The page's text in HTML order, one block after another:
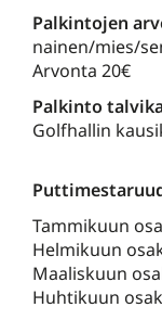
Palkintojen
nainen/mies/
Arvonta 20€
Palkinto
Golfhallin
Tammikuun
Helmikuun
Maaliskuun
Huhtikuun